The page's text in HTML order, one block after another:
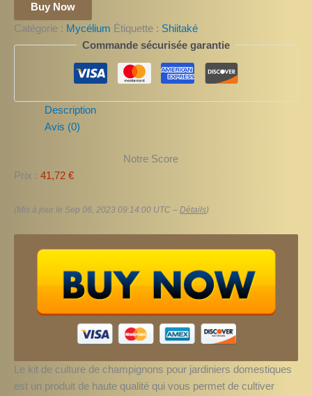
Buy Now
Catégorie : Mycélium Étiquette : Shiitaké
Commande sécurisée garantie
Description
Avis (0)
Notre Score
Prix : 41,72 €
(Mis à jour le Sep 06, 2023 09:14:00 UTC – Détails)
Le kit de culture de champignons pour jardiniers domestiques
est un produit de haute qualité qui vous permet de cultiver